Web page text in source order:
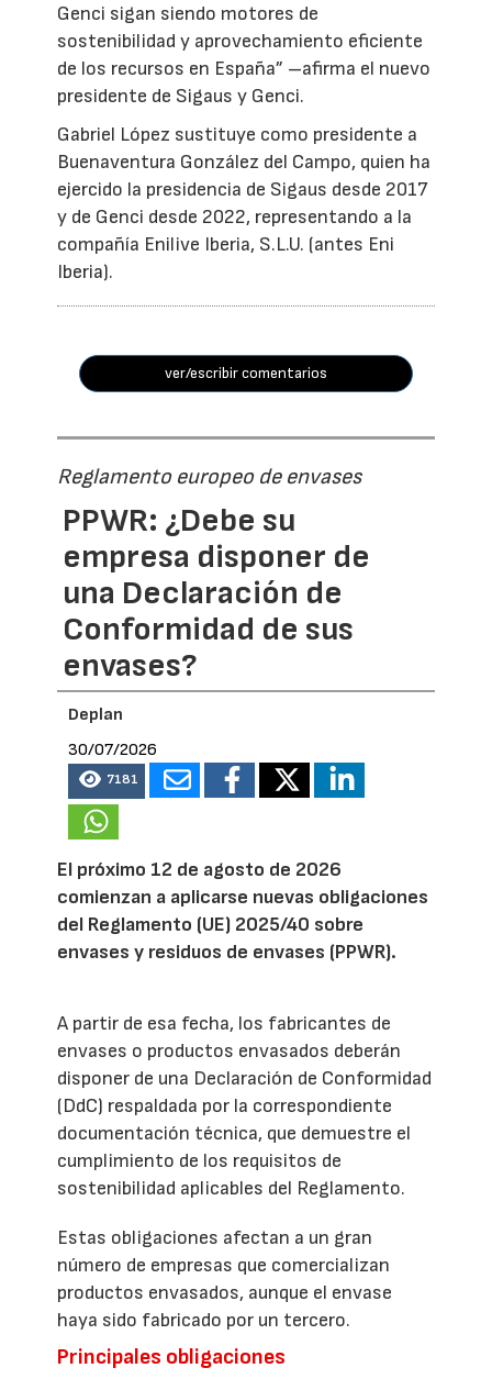
Genci sigan siendo motores de
sostenibilidad y aprovechamiento eficiente
de los recursos en España” –afirma el nuevo
presidente de Sigaus y Genci.
Gabriel López sustituye como presidente a
Buenaventura González del Campo, quien ha
ejercido la presidencia de Sigaus desde 2017
y de Genci desde 2022, representando a la
compañía Enilive Iberia, S.L.U. (antes Eni
Iberia).
ver/escribir comentarios
Reglamento europeo de envases
PPWR: ¿Debe su
empresa disponer de
una Declaración de
Conformidad de sus
envases?
Deplan
30/07/2026
7181
El próximo 12 de agosto de 2026
comienzan a aplicarse nuevas obligaciones
del Reglamento (UE) 2025/40 sobre
envases y residuos de envases (PPWR).
A partir de esa fecha, los fabricantes de
envases o productos envasados deberán
disponer de una Declaración de Conformidad
(DdC) respaldada por la correspondiente
documentación técnica, que demuestre el
cumplimiento de los requisitos de
sostenibilidad aplicables del Reglamento.
Estas obligaciones afectan a un gran
número de empresas que comercializan
productos envasados, aunque el envase
haya sido fabricado por un tercero.
Principales obligaciones